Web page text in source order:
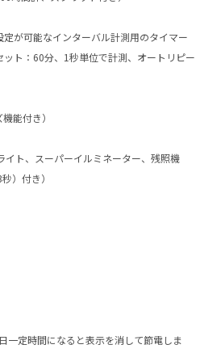
が可能なインターバル計測用のタイマー
ット：60分、1秒単位で計測、オートリピー
能付き）
イト、スーパーイルミネーター、残照機
）付き）
一定時間になると表示を消して節電しま